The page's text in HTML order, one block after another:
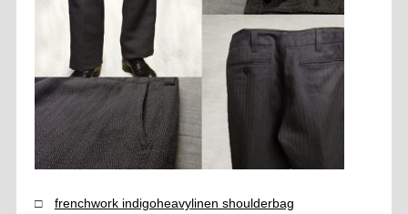
□ frenchwork indigoheavylinen shoulderbag